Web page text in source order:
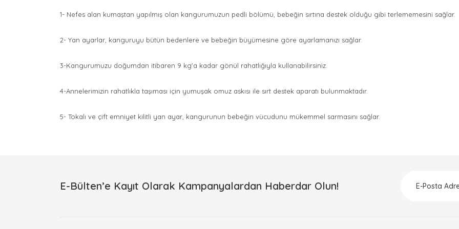
1- Nefes alan kumaştan yapılmış olan kangurumuzun pedli bölümü, bebeğin sırtına destek olduğu gibi terlememesini sağlar.
2- Yan ayarlar, kanguruyu bütün bedenlere ve bebeğin büyümesine göre ayarlamanızı sağlar.
3-Kangurumuzu doğumdan itibaren 9 kg'a kadar gönül rahatlığıyla kullanabilirsiniz.
4-Annelerimizin rahatlıkla taşıması için yumuşak omuz askısı ile sırt destek aparatı bulunmaktadır.
5- Tokalı ve çift emniyet kilitli yan ayar, kangurunun bebeğin vücudunu mükemmel sarmasını sağlar.
Ürün açıklamasında eksik bilgiler bulunuyor.
E-Bülten’e Kayıt Olarak Kampanyalardan Haberdar Olun!